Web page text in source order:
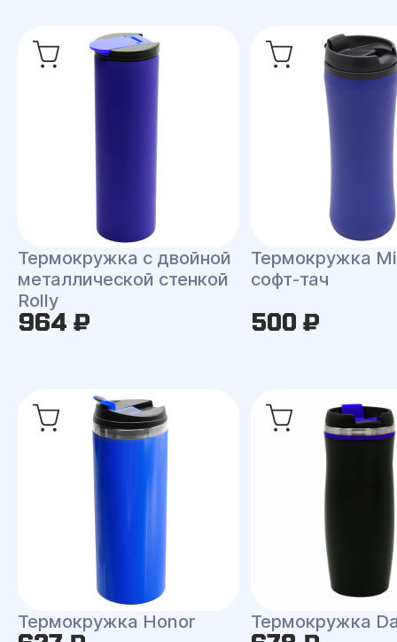
Термокружка с двойной
металлической стенкой
Rolly
964 ₽
Термокружка
софт-тач
500 ₽
Термокружка Honor Термокружка